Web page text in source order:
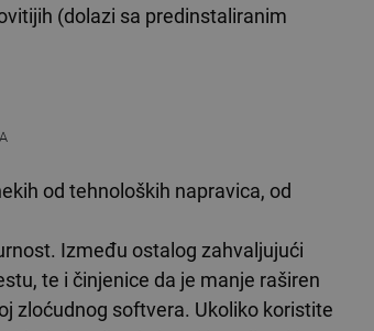
(dolazi sa predinstaliranim
od tehnoloških napravica, od
Između ostalog zahvaljujući
te i činjenice da je manje raširen
zloćudnog softvera. Ukoliko koristite